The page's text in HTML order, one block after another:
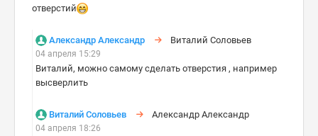
отверстий
Александр Александр Виталий Соловьев
04 апреля 15:29
Виталий, можно самому сделать отверстия , например
высверлить
Виталий Соловьев Александр Александр
04 апреля 18:26